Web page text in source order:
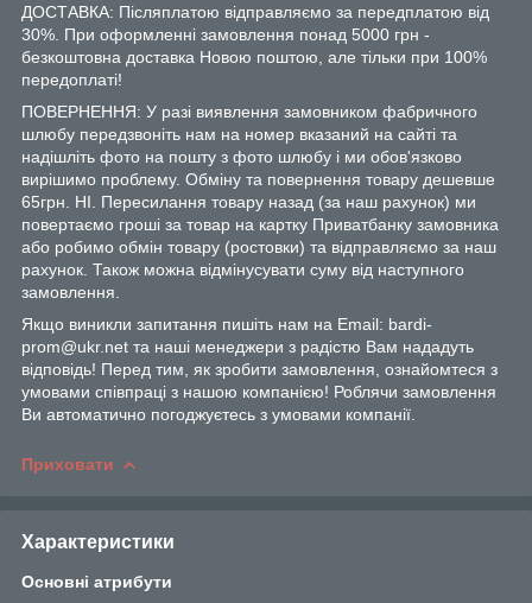
ДОСТАВКА: Післяплатою відправляємо за передплатою від
30%. При оформленні замовлення понад 5000 грн -
безкоштовна доставка Новою поштою, але тільки при 100%
передоплаті!
ПОВЕРНЕННЯ: У разі виявлення замовником фабричного
шлюбу передзвоніть нам на номер вказаний на сайті та
надішліть фото на пошту з фото шлюбу і ми обов'язково
вирішимо проблему. Обміну та повернення товару дешевше
65грн. НІ. Пересилання товару назад (за наш рахунок) ми
повертаємо гроші за товар на картку Приватбанку замовника
або робимо обмін товару (ростовки) та відправляємо за наш
рахунок. Також можна відмінусувати суму від наступного
замовлення.
Якщо виникли запитання пишіть нам на Email: bardi-
prom@ukr.net та наші менеджери з радістю Вам нададуть
відповідь! Перед тим, як зробити замовлення, ознайомтеся з
умовами співпраці з нашою компанією! Роблячи замовлення
Ви автоматично погоджуєтесь з умовами компанії.
Приховати
Характеристики
Основні атрибути